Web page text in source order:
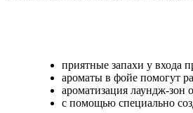
приятные запахи у входа
ароматы в фойе помогут
ароматизация лаундж-зон
с помощью специально